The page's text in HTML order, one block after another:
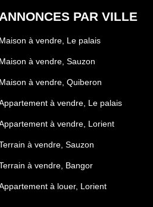
ANNONCES PAR VILLE
Maison à vendre, Le palais
Maison à vendre, Sauzon
Maison à vendre, Quiberon
à vendre, Le palais
à vendre, Lorient
à vendre, Sauzon
à vendre, Bangor
à louer, Lorient